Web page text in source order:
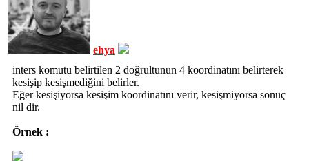
ehya
inters komutu belirtilen 2 doğrultunun 4 koordinatını belirterek
kesişip kesişmediğini belirler.
Eğer kesişiyorsa kesişim koordinatını verir, kesişmiyorsa sonuç
nil dir.
Örnek :